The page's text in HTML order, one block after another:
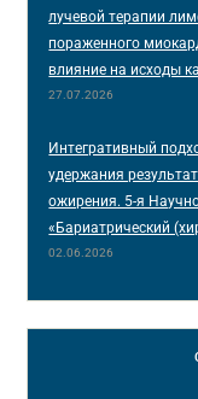
лучевой терапии
пораженного
влияние на исходы
27.07.2026
Интегративный
удержания
ожирения. 5-я
«Бариатрический
02.06.2026